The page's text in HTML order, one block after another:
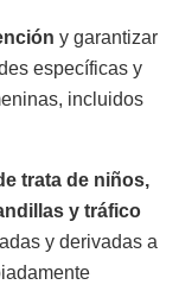
y garantizar
específicas y
incluidos
trata de niños,
y tráfico
y derivadas a